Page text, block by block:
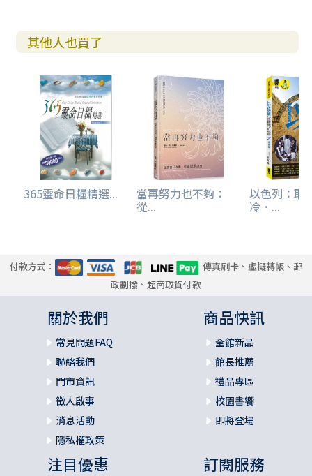
其他人也買了
365靈命日糧精選... 當再努力也不夠：
從...
以色列：耶
冷．...
付款方式：
傳真刷卡、虛擬轉帳、郵
政劃撥、超商取貨付款
關於我們
常見問題FAQ
聯絡我們
門市資訊
徵人啟事
消息活動
隱私權政策
商品快訊
全館新品
館長推薦
禮品專區
校園書饗
即將登場
注目優惠 訂閱服務